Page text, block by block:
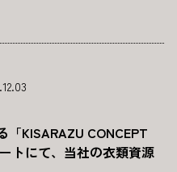
KISARAZU CONCEPT
トにて、当社の衣類資源